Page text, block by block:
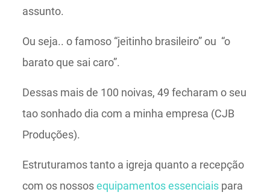
assunto.
Ou seja.. o famoso “jeitinho brasileiro” ou “o
barato que sai caro”.
Dessas mais de 100 noivas, 49 fecharam o seu
tao sonhado dia com a minha empresa (CJB
Produções).
Estruturamos tanto a igreja quanto a recepção
com os nossosequipamentos essenciaispara